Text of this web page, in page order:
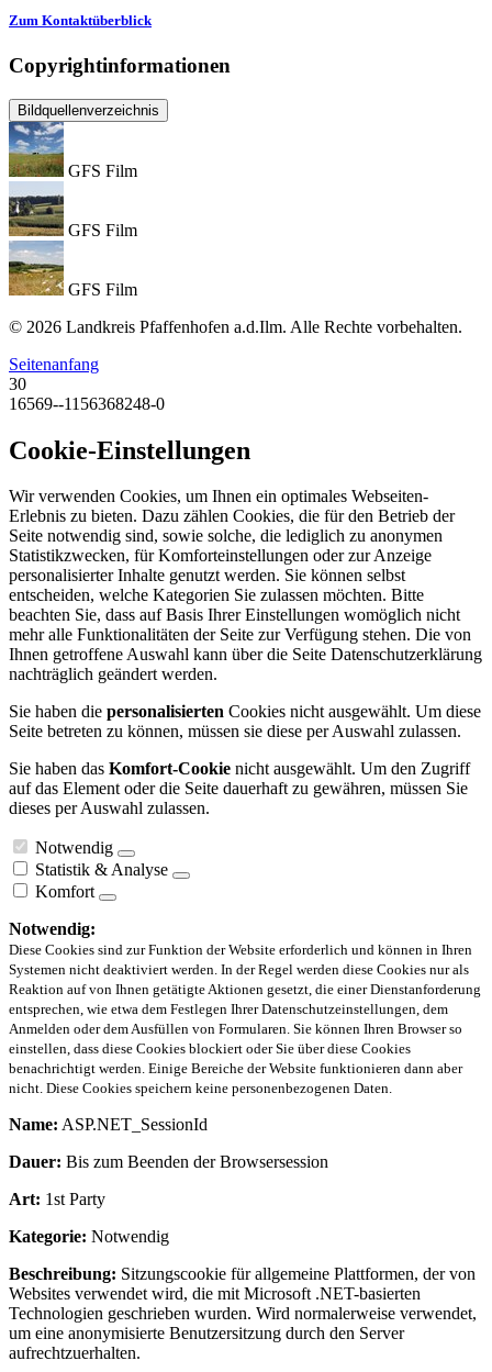
Zum Kontaktüberblick
Copyrightinformationen
Bildquellenverzeichnis
GFS Film
GFS Film
GFS Film
© 2026 Landkreis Pfaffenhofen a.d.Ilm. Alle Rechte vorbehalten.
Seitenanfang
30
16569--1156368248-0
Cookie-Einstellungen
Wir verwenden Cookies, um Ihnen ein optimales Webseiten-
Erlebnis zu bieten. Dazu zählen Cookies, die für den Betrieb der
Seite notwendig sind, sowie solche, die lediglich zu anonymen
Statistikzwecken, für Komforteinstellungen oder zur Anzeige
personalisierter Inhalte genutzt werden. Sie können selbst
entscheiden, welche Kategorien Sie zulassen möchten. Bitte
beachten Sie, dass auf Basis Ihrer Einstellungen womöglich nicht
mehr alle Funktionalitäten der Seite zur Verfügung stehen. Die von
Ihnen getroffene Auswahl kann über die Seite Datenschutzerklärung
nachträglich geändert werden.
Sie haben die personalisierten Cookies nicht ausgewählt. Um diese
Seite betreten zu können, müssen sie diese per Auswahl zulassen.
Sie haben das Komfort-Cookie nicht ausgewählt. Um den Zugriff
auf das Element oder die Seite dauerhaft zu gewähren, müssen Sie
dieses per Auswahl zulassen.
Notwendig
Statistik & Analyse
Komfort
Notwendig:
Diese Cookies sind zur Funktion der Website erforderlich und können in Ihren
Systemen nicht deaktiviert werden. In der Regel werden diese Cookies nur als
Reaktion auf von Ihnen getätigte Aktionen gesetzt, die einer Dienstanforderung
entsprechen, wie etwa dem Festlegen Ihrer Datenschutzeinstellungen, dem
Anmelden oder dem Ausfüllen von Formularen. Sie können Ihren Browser so
einstellen, dass diese Cookies blockiert oder Sie über diese Cookies
benachrichtigt werden. Einige Bereiche der Website funktionieren dann aber
nicht. Diese Cookies speichern keine personenbezogenen Daten.
Name: ASP.NET_SessionId
Dauer: Bis zum Beenden der Browsersession
Art: 1st Party
Kategorie: Notwendig
Beschreibung: Sitzungscookie für allgemeine Plattformen, der von
Websites verwendet wird, die mit Microsoft .NET-basierten
Technologien geschrieben wurden. Wird normalerweise verwendet,
um eine anonymisierte Benutzersitzung durch den Server
aufrechtzuerhalten.